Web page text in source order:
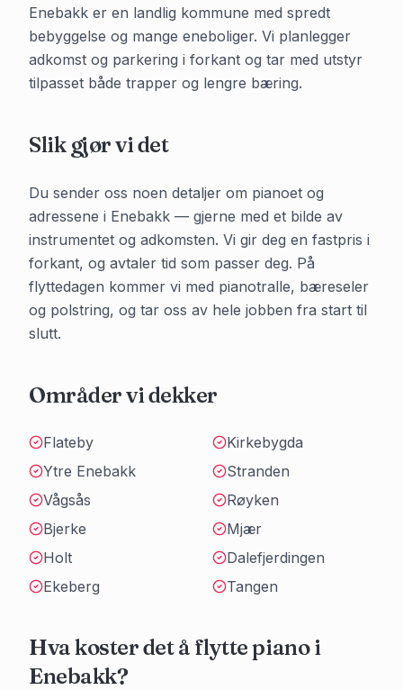
Enebakk er en landlig kommune med spredt
bebyggelse og mange eneboliger. Vi planlegger
adkomst og parkering i forkant og tar med utstyr
tilpasset både trapper og lengre bæring.
Slik gjør vi det
Du sender oss noen detaljer om pianoet og
adressene i Enebakk — gjerne med et bilde av
instrumentet og adkomsten. Vi gir deg en fastpris i
forkant, og avtaler tid som passer deg. På
flyttedagen kommer vi med pianotralle, bæreseler
og polstring, og tar oss av hele jobben fra start til
slutt.
Områder vi dekker
Flateby
Kirkebygda
Ytre Enebakk
Stranden
Vågsås
Røyken
Bjerke
Mjær
Holt
Dalefjerdingen
Ekeberg
Tangen
Hva koster det å flytte piano i
Enebakk?